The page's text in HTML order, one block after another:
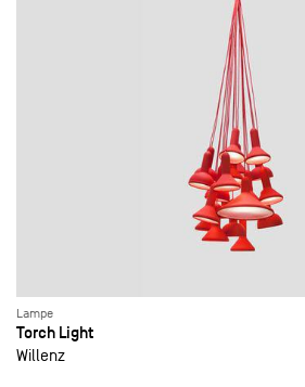
Lampe
Torch Light
Willenz